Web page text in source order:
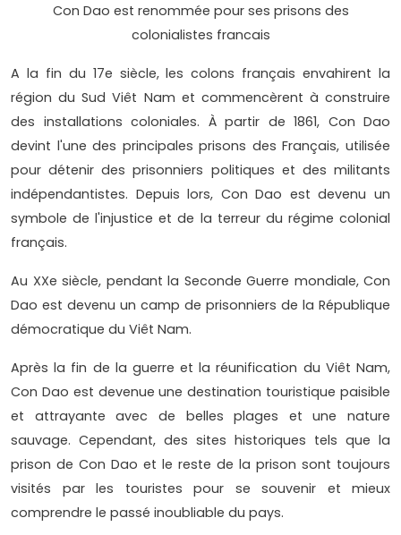
Con Dao est renommée pour ses prisons des
colonialistes francais
A la fin du 17e siècle, les colons français envahirent la
région du Sud Viêt Nam et commencèrent à construire
des installations coloniales. À partir de 1861, Con Dao
devint l'une des principales prisons des Français, utilisée
pour détenir des prisonniers politiques et des militants
indépendantistes. Depuis lors, Con Dao est devenu un
symbole de l'injustice et de la terreur du régime colonial
français.
Au XXe siècle, pendant la Seconde Guerre mondiale, Con
Dao est devenu un camp de prisonniers de la République
démocratique du Viêt Nam.
Après la fin de la guerre et la réunification du Viêt Nam,
Con Dao est devenue une destination touristique paisible
et attrayante avec de belles plages et une nature
sauvage. Cependant, des sites historiques tels que la
prison de Con Dao et le reste de la prison sont toujours
visités par les touristes pour se souvenir et mieux
comprendre le passé inoubliable du pays.